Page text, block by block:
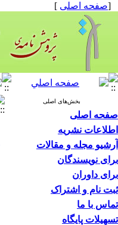
[صفحه اصلی ]
بخش‌های اصلی
صفحه اصلی
اطلاعات نشریه
آرشیو مجله و مقالات
برای نویسندگان
برای داوران
ثبت نام و اشتراک
تماس با ما
تسهیلات پایگاه